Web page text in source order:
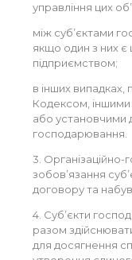
управління цих
між суб’єктами
якщо один з них є
підприємством;
в інших
Кодексом,
або установчими
господарювання.
3. Організаційно-
зобов’язання
договору та
4. Суб’єкти
разом
для досягнення